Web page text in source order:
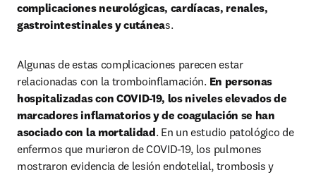
complicaciones neurológicas, cardíacas, renales,
gastrointestinales y cutáneas.
Algunas de estas complicaciones parecen estar
relacionadas con la tromboinflamación. En personas
hospitalizadas con COVID-19, los niveles elevados de
marcadores inflamatorios y de coagulación se han
asociado con la mortalidad. En un estudio patológico de
enfermos que murieron de COVID-19, los pulmones
mostraron evidencia de lesión endotelial, trombosis y